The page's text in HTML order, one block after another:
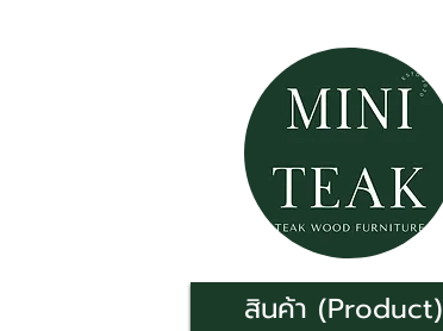
สินค้า (Product)